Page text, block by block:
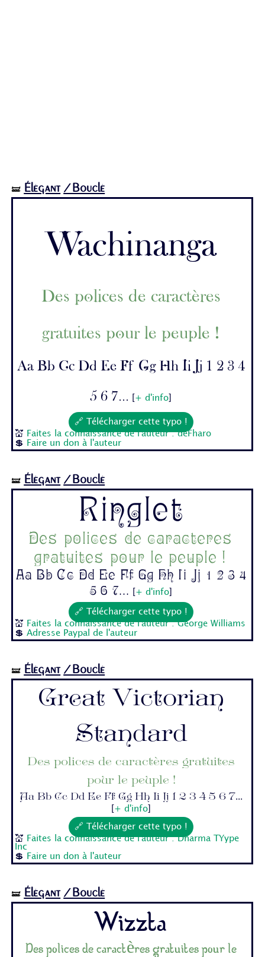
🝛 Élégant /Bouclé
Wachinanga
Des polices de caractères
gratuites pour le peuple !
Aa Bb Cc Dd Ee Ff Gg Hh Ii Jj 1 2 3 4
5 6 7...
+ d'info
🔗 Télécharger cette typo !
💒
Faites la connaissance de l'auteur : deFharo
💲
Faire un don à l'auteur
🝛 Élégant /Bouclé
Ringlet
Des polices de caractères
gratuites pour le peuple !
Aa Bb Cc Dd Ee Ff Gg Hh Ii Jj 1 2 3 4
5 6 7...
+ d'info
🔗 Télécharger cette typo !
💒
Faites la connaissance de l'auteur : George Williams
💲Adresse Paypal de l'auteur
🝛 Élégant /Bouclé
Great Victorian
Standard
Des polices de caractères gratuites
pour le peuple !
Aa Bb Cc Dd Ee Ff Gg Hh Ii Jj 1 2 3 4 5 6 7...
+ d'info
🔗 Télécharger cette typo !
💒
Faites la connaissance de l'auteur : Dharma TYype
Inc
💲
Faire un don à l'auteur
🝛 Élégant /Bouclé
Wizzta
Des polices de caractères gratuites pour le